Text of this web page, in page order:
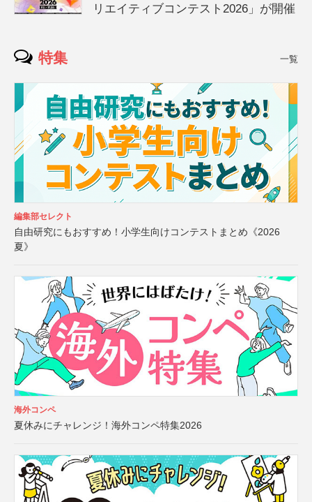
リエイティブコンテスト2026」が開催
特集 一覧
編集部セレクト
自由研究にもおすすめ！小学生向けコンテストまとめ《2026
夏》
海外コンペ
夏休みにチャレンジ！海外コンペ特集2026